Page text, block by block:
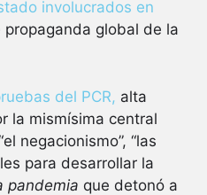
involucrados en
global de la
del PCR, alta
la mismísima central
negacionismo”, “las
para desarrollar la
pandemia que detonó a